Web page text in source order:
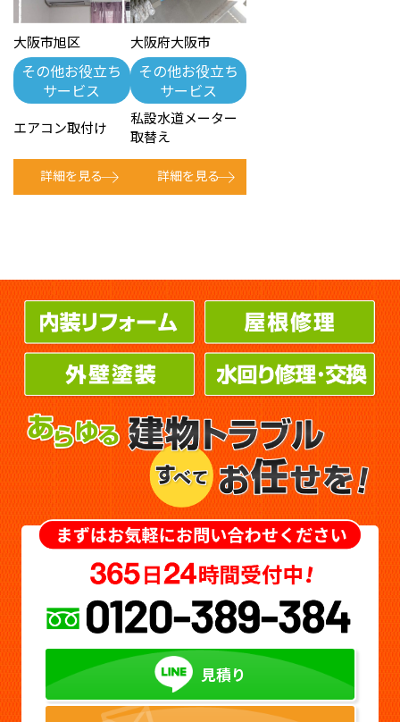
大阪市旭区
その他お役立ち
サービス
エアコン取付け
詳細を見る
大阪府大阪市
その他お役立ち
サービス
私設水道メーター
取替え
詳細を見る
見積り